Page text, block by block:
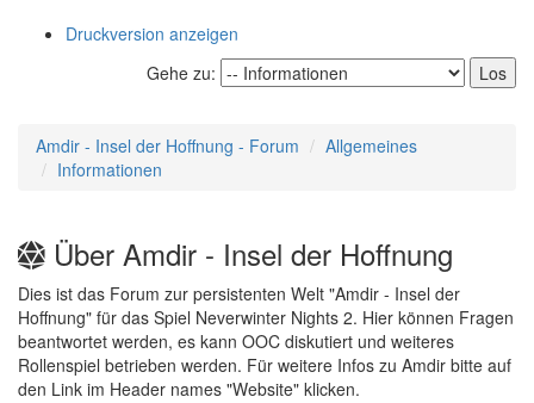
Druckversion anzeigen
Gehe zu:
Amdir - Insel der Hoffnung - Forum
Allgemeines
Informationen
Über Amdir - Insel der Hoffnung
Dies ist das Forum zur persistenten Welt "Amdir - Insel der
Hoffnung" für das Spiel Neverwinter Nights 2. Hier können Fragen
beantwortet werden, es kann OOC diskutiert und weiteres
Rollenspiel betrieben werden. Für weitere Infos zu Amdir bitte auf
den Link im Header names "Website" klicken.